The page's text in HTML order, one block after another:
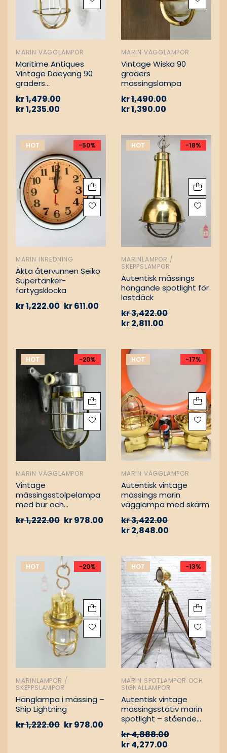
MARIN VÄGGLAMPOR
Maritime Antiques
Vintage Daeyang 90
graders
kr1,479.00
kr1,235.00
MARIN VÄGGLAMPOR
Vintage Wiska 90
graders
mässingslampa
kr1,490.00
kr1,390.00
HOT -50%
MARIN INREDNING
Äkta återvunnen Seiko
Supertanker-
fartygsklocka
kr1,222.00 kr611.00
HOT -18%
MARINLAMPOR /
SKEPPSLAMPOR
Autentisk mässings
hängande spotlight för
lastdäck
kr3,422.00
kr2,811.00
HOT -20%
MARIN VÄGGLAMPOR
Vintage
mässingsstolpelampa
med bur och
Nautisk
kr1,222.00 kr978.00
HOT -17%
MARIN VÄGGLAMPOR
Autentisk vintage
mässings marin
vägglampa med skärm
kr3,422.00
kr2,848.00
HOT -20%
MARINLAMPOR /
SKEPPSLAMPOR
Hänglampa i mässing –
Ship Lightning
kr1,222.00 kr978.00
HOT -13%
MARIN SPOTLAMPOR OCH
SIGNALLAMPOR
Autentisk vintage
mässingsstativ marin
spotlight – stående
kr4,888.00
kr4,277.00